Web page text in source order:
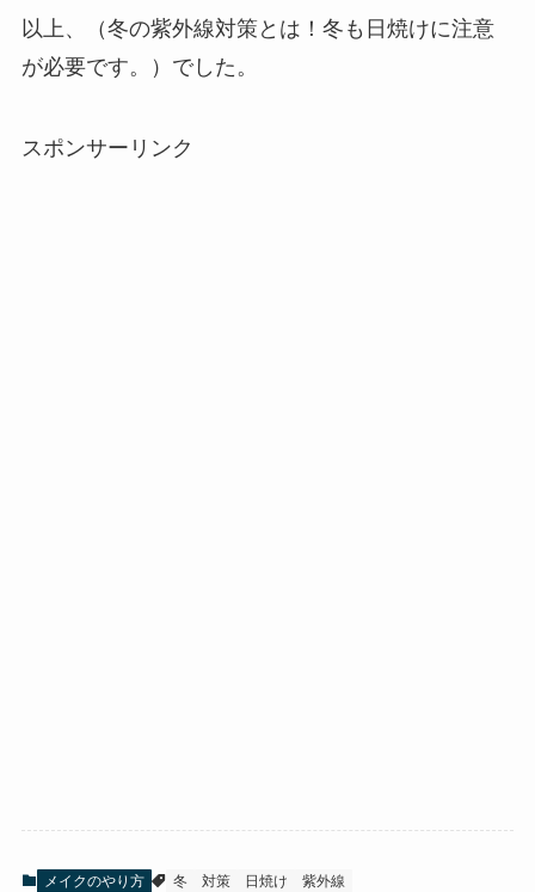
以上、（冬の紫外線対策とは！冬も日焼けに注意
が必要です。）でした。
スポンサーリンク
メイクのやり方 冬 対策 日焼け 紫外線